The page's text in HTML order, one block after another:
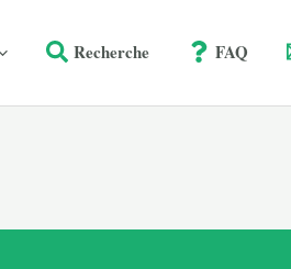
Recherche FAQ